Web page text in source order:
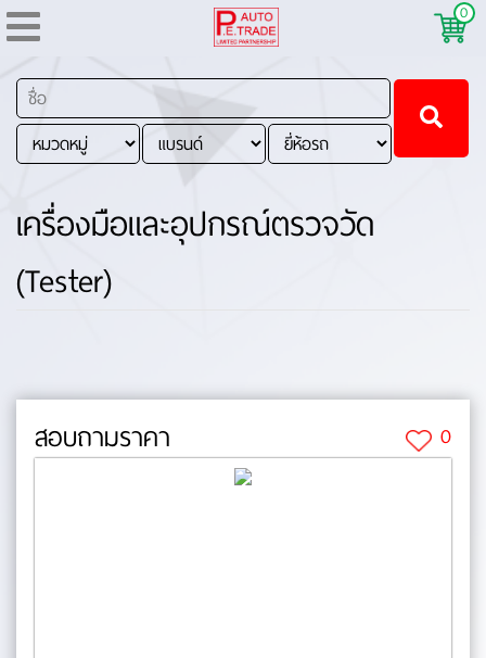
0
เครื่องมือและอุปกรณ์ตรวจวัด
(Tester)
สอบถามราคา 0